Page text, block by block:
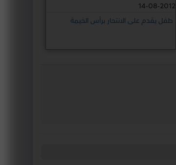
14-08-2012
طفل يقدم على الانتحار برأس الخيمة